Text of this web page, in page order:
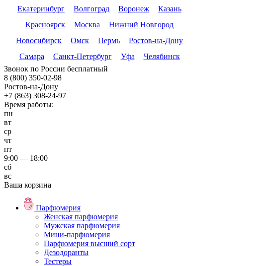
Екатеринбург Волгоград Воронеж
Казань
Красноярск
Москва
Нижний Новгород
Новосибирск
Омск Пермь
Ростов-на-Дону
Самара
Санкт-Петербург Уфа
Челябинск
Звонок по России бесплатный
8 (800) 350-02-98
Ростов-на-Дону
+7 (863) 308-24-97
Время работы:
пн
вт
ср
чт
пт
9:00 — 18:00
сб
вс
Ваша корзина
Парфюмерия
Женская парфюмерия
Мужская парфюмерия
Мини-парфюмерия
Парфюмерия высший сорт
Дезодоранты
Тестеры